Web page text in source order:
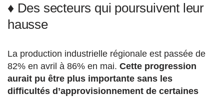
♦Des secteurs qui poursuivent leur
hausse
La production industrielle régionale est passée de
82% en avril à 86% en mai. Cette progression
aurait pu être plus importante sans les
difficultés d’approvisionnement de certaines